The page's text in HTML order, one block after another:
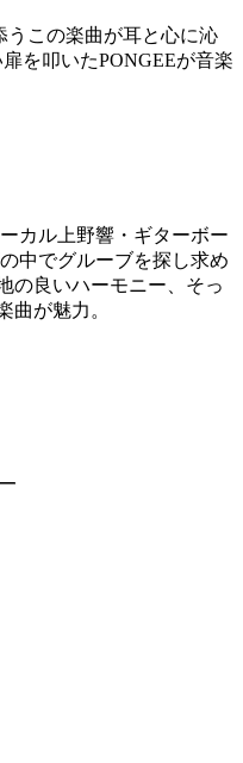
うこの楽曲が耳と心に沁
を叩いたPONGEEが音楽
カル上野響・ギターボー
中でグルーブを探し求め
の良いハーモニー、そっ
曲が魅力。